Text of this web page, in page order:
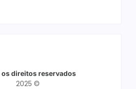
os direitos reservados
2025 ©